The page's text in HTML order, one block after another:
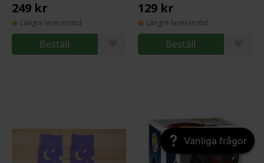
249 kr
Längre leveranstid
Beställ
129 kr
Längre leveranstid
Beställ
Vanliga frågor